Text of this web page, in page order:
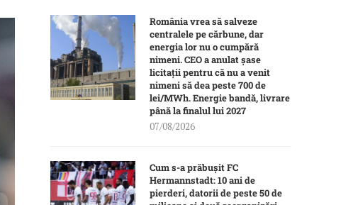
România vrea să salveze
centralele pe cărbune, dar
energia lor nu o cumpără
nimeni. CEO a anulat șase
licitații pentru că nu a venit
nimeni să dea peste 700 de
lei/MWh. Energie bandă, livrare
până la finalul lui 2027
07/08/2026
Cum s-a prăbușit FC
Hermannstadt: 10 ani de
pierderi, datorii de peste 50 de